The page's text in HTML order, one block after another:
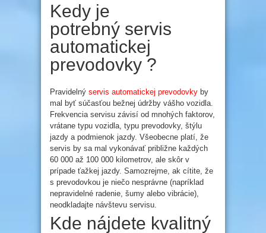
Kedy je
potrebný servis
automatickej
prevodovky ?
Pravidelný servis automatickej prevodovky by
mal byť súčasťou bežnej údržby vášho vozidla.
Frekvencia servisu závisí od mnohých faktorov,
vrátane typu vozidla, typu prevodovky, štýlu
jazdy a podmienok jazdy. Všeobecne platí, že
servis by sa mal vykonávať približne každých
60 000 až 100 000 kilometrov, ale skôr v
prípade ťažkej jazdy. Samozrejme, ak cítite, že
s prevodovkou je niečo nesprávne (napríklad
nepravidelné radenie, šumy alebo vibrácie),
neodkladajte návštevu servisu.
Kde nájdete kvalitný